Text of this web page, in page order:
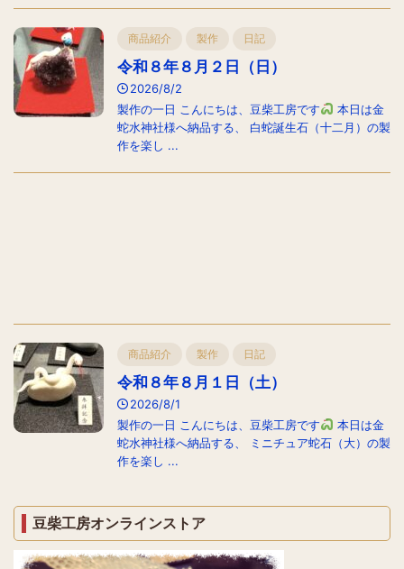
商品紹介 製作 日記
令和８年８月２日（日）
2026/8/2
製作の一日 こんにちは、豆柴工房です
本日は金
蛇水神社様へ納品する、 白蛇誕生石（十二月）の製
作を楽し ...
商品紹介 製作 日記
令和８年８月１日（土）
2026/8/1
製作の一日 こんにちは、豆柴工房です
本日は金
蛇水神社様へ納品する、 ミニチュア蛇石（大）の製
作を楽し ...
豆柴工房オンラインストア